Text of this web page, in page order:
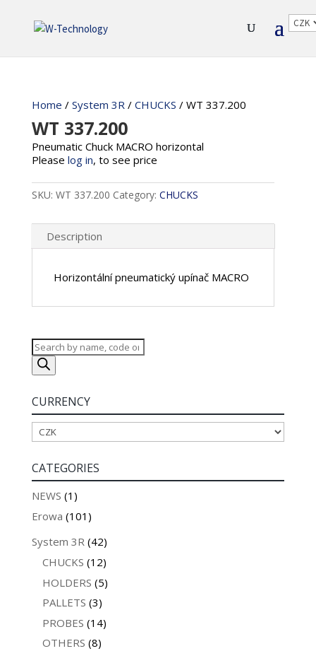
Home / System 3R/ CHUCKS / WT 337.200
WT 337.200
Please log in, to see price
Pneumatic Chuck MACRO horizontal
SKU: WT 337.200 Category: CHUCKS
Description
Horizontální pneumatický upínač MACRO
Products
search
CURRENCY
CATEGORIES
NEWS (1)
Erowa (101)
System 3R (42)
CHUCKS (12)
HOLDERS (5)
PALLETS (3)
PROBES (14)
OTHERS (8)